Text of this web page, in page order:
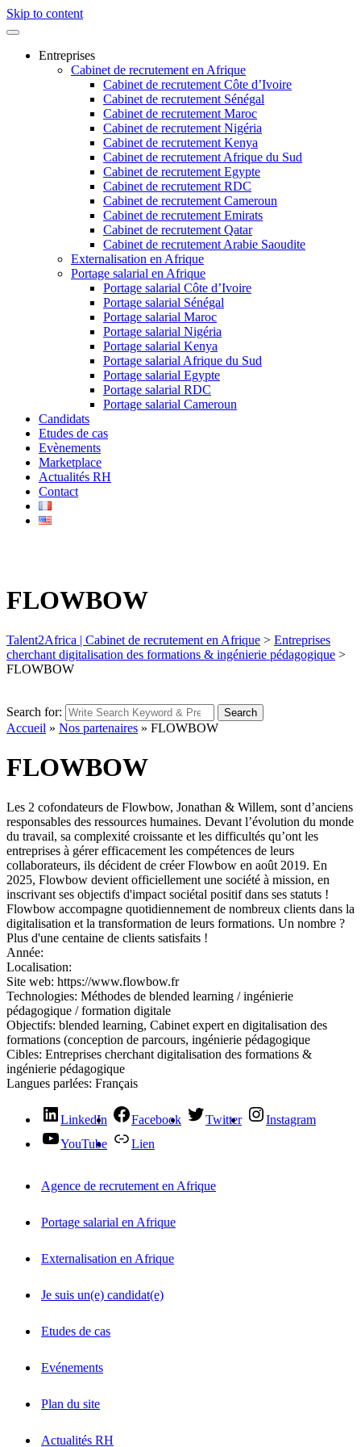
Skip to content
Entreprises
Cabinet de recrutement en Afrique
Cabinet de recrutement Côte d’Ivoire
Cabinet de recrutement Sénégal
Cabinet de recrutement Maroc
Cabinet de recrutement Nigéria
Cabinet de recrutement Kenya
Cabinet de recrutement Afrique du Sud
Cabinet de recrutement Egypte
Cabinet de recrutement RDC
Cabinet de recrutement Cameroun
Cabinet de recrutement Emirats
Cabinet de recrutement Qatar
Cabinet de recrutement Arabie Saoudite
Externalisation en Afrique
Portage salarial en Afrique
Portage salarial Côte d’Ivoire
Portage salarial Sénégal
Portage salarial Maroc
Portage salarial Nigéria
Portage salarial Kenya
Portage salarial Afrique du Sud
Portage salarial Egypte
Portage salarial RDC
Portage salarial Cameroun
Candidats
Etudes de cas
Evènements
Marketplace
Actualités RH
Contact
FLOWBOW
Talent2Africa | Cabinet de recrutement en Afrique > Entreprises
cherchant digitalisation des formations & ingénierie pédagogique >
FLOWBOW
Search for: Search
Accueil » Nos partenaires » FLOWBOW
FLOWBOW
Les 2 cofondateurs de Flowbow, Jonathan & Willem, sont d’anciens
responsables des ressources humaines. Devant l’évolution du monde
du travail, sa complexité croissante et les difficultés qu’ont les
entreprises à gérer efficacement les compétences de leurs
collaborateurs, ils décident de créer Flowbow en août 2019. En
2025, Flowbow devient officiellement une société à mission, en
inscrivant ses objectifs d'impact sociétal positif dans ses statuts !
Flowbow accompagne quotidiennement de nombreux clients dans la
digitalisation et la transformation de leurs formations. Un nombre ?
Plus d'une centaine de clients satisfaits !
Année:
Localisation:
Site web: https://www.flowbow.fr
Technologies: Méthodes de blended learning / ingénierie
pédagogique / formation digitale
Objectifs: blended learning, Cabinet expert en digitalisation des
formations (conception de parcours, ingénierie pédagogique
Cibles: Entreprises cherchant digitalisation des formations &
ingénierie pédagogique
Langues parlées: Français
LinkedIn Facebook Twitter
Instagram
YouTube
Lien
Agence de recrutement en Afrique
Portage salarial en Afrique
Externalisation en Afrique
Je suis un(e) candidat(e)
Etudes de cas
Evénements
Plan du site
Actualités RH